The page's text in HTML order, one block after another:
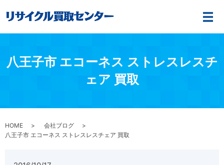
メ
八王子市 エコーネス ストレスレスチ
ェア 買取
HOME
会社ブログ
八王子市 エコーネス ストレスレスチェア 買取